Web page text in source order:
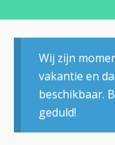
Wij zijn
vakantie en
beschikbaar.
geduld!